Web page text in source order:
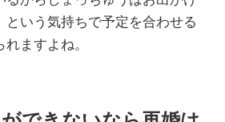
という気持ちで予定を合わせる
ますよね。